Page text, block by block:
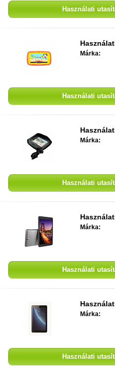
Használati
Márka:
Használati
Márka:
Használati
Márka:
Használati
Márka:
Használati